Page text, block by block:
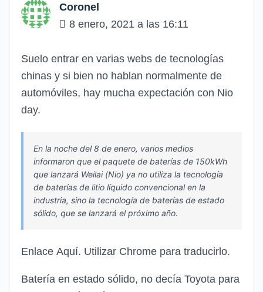
Coronel
8 enero, 2021 a las 16:11
Suelo entrar en varias webs de tecnologías
chinas y si bien no hablan normalmente de
automóviles, hay mucha expectación con Nio
day.
En la noche del 8 de enero, varios medios
informaron que el paquete de baterías de 150kWh
que lanzará Weilai (Nio) ya no utiliza la tecnología
de baterías de litio líquido convencional en la
industria, sino la tecnología de baterías de estado
sólido, que se lanzará el próximo año.
Enlace Aquí. Utilizar Chrome para traducirlo.
Batería en estado sólido, no decía Toyota para